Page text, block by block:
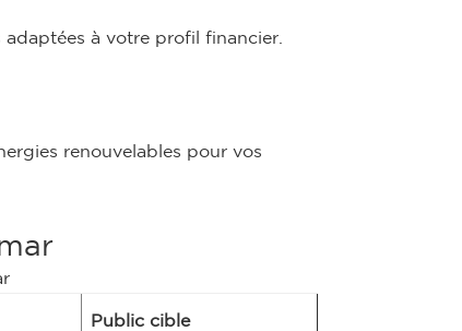
à votre profil financier.
renouvelables pour vos
Public cible